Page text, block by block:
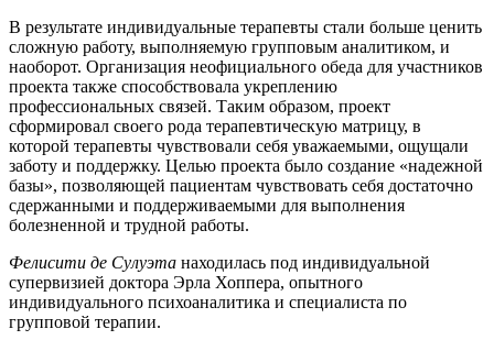
В результате индивидуальные терапевты стали больше ценить
сложную работу, выполняемую групповым аналитиком, и
наоборот. Организация неофициального обеда для участников
проекта также способствовала укреплению
профессиональных связей. Таким образом, проект
сформировал своего рода терапевтическую матрицу, в
которой терапевты чувствовали себя уважаемыми, ощущали
заботу и поддержку. Целью проекта было создание «надежной
базы», позволяющей пациентам чувствовать себя достаточно
сдержанными и поддерживаемыми для выполнения
болезненной и трудной работы.
Фелисити де Сулуэта находилась под индивидуальной
супервизией доктора Эрла Хоппера, опытного
индивидуального психоаналитика и специалиста по
групповой терапии.